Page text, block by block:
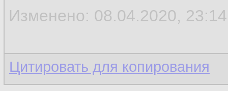
Изменено: 08.04.2020,
Цитировать для копирования